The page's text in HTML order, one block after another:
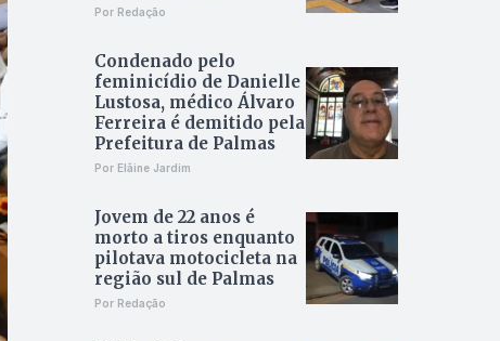
Por Redação
Condenado pelo
feminicídio de Danielle
Lustosa, médico Álvaro
Ferreira é demitido pela
Prefeitura de Palmas
Por Elâine Jardim
Jovem de 22 anos é
morto a tiros enquanto
pilotava motocicleta na
região sul de Palmas
Por Redação